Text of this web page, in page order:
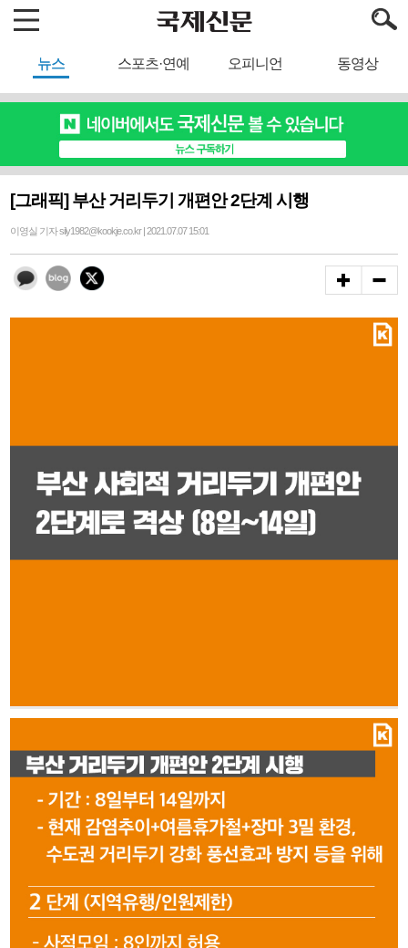
뉴스 스포츠·연예 오피니언 동영상
[그래픽] 부산 거리두기 개편안 2단계 시행
이영실 기자 sily1982@kookje.co.kr | 2021.07.07 15:01